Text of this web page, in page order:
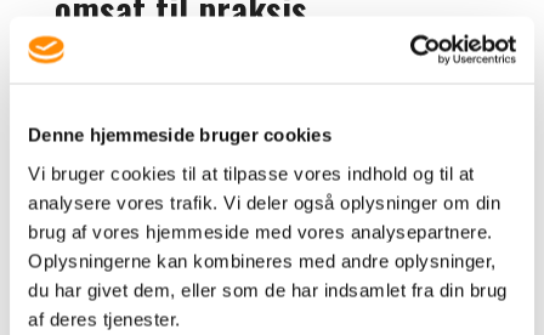
Denne hjemmeside bruger cookies
Vi bruger cookies til at tilpasse vores indhold og til at
analysere vores trafik. Vi deler også oplysninger om din
brug af vores hjemmeside med vores analysepartnere.
Oplysningerne kan kombineres med andre oplysninger,
du har givet dem, eller som de har indsamlet fra din brug
af deres tjenester.
21. jan 2026
godt af med bachelorprojekter på PBA i
Erhvervsakademi Aarhus |...
læs mere
Et øjebliks stilhed. Udsigt
over vandet. Tid til at tænke